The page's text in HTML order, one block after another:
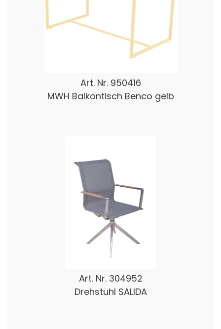
Art. Nr. 950416
MWH Balkontisch Benco gelb
Art. Nr. 304952
Drehstuhl SALIDA